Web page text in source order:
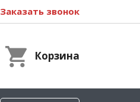
Заказать звонок
Корзина